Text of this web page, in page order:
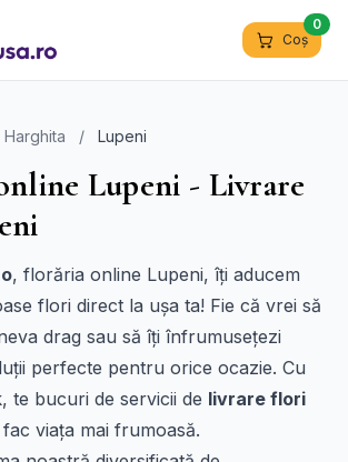
Coș
0
/ Lupeni
Lupeni - Livrare
, florăria online Lupeni, îți aducem
flori direct la ușa ta! Fie că vrei să
drag sau să îți înfrumusețezi
perfecte pentru orice ocazie. Cu
te bucuri de servicii de livrare flori
viața mai frumoasă.